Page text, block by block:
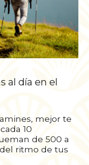
al día en el
mejor te
10
de 500 a
ritmo de tus